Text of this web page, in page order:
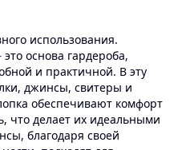
использования.
основа гардероба,
и практичной. В эту
джинсы, свитеры и
обеспечивают комфорт
что делает их идеальными
благодаря своей